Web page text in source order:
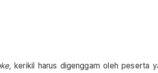
, kerikil harus digenggam oleh peserta